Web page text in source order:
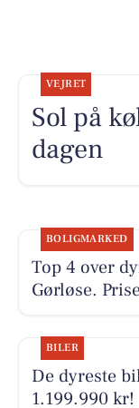
VEJRET
Sol på
dagen
BOLIGMARKED
Top 4 over
Gørløse.
BILER
De dyreste
1.199.990 kr!